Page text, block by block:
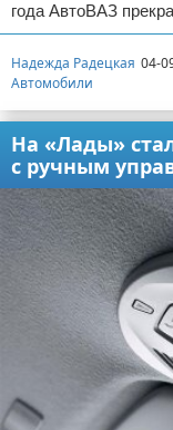
года АвтоВАЗ
Надежда Радецкая 04-
Автомобили
На «Лады»
с ручным